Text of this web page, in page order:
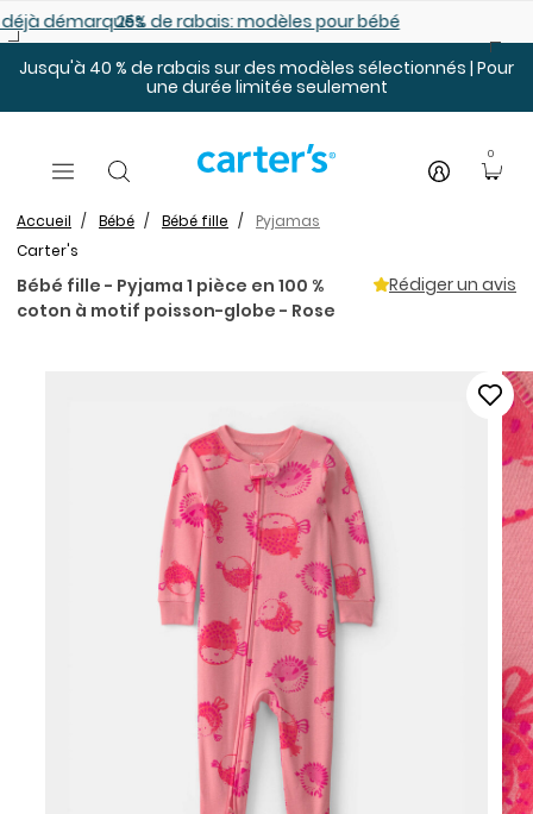
démarqués25% de rabais: modèles pour bébé
Jusqu'à 40 % de rabais sur des modèles sélectionnés | Pour
une durée limitée seulement
0
Accueil Bébé Bébé fille
Pyjamas
Carter's
Bébé fille - Pyjama 1 pièce en 100 %
coton à motif poisson-globe - Rose
Rédiger un avis